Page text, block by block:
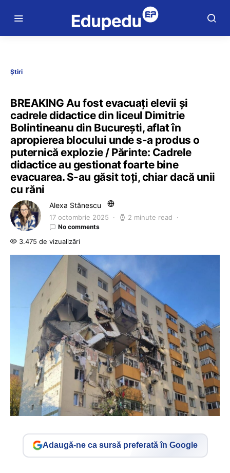
Știri
BREAKING Au fost evacuați elevii și
cadrele didactice din liceul Dimitrie
Bolintineanu din București, aflat în
apropierea blocului unde s-a produs o
puternică explozie / Părinte: Cadrele
didactice au gestionat foarte bine
evacuarea. S-au găsit toți, chiar dacă unii
cu răni
Alexa Stănescu
17 octombrie 2025 2 minute read
No comments
3.475 de vizualizări
Adaugă-ne ca sursă preferată în Google